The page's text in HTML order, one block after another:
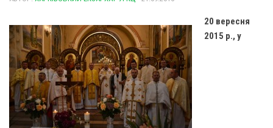
Покрови Пресвятої Богородиці (с. Вільча)
Преображенська парафія (м. Лозова)
Парафія Благовіщення Пресвятої Богородиці (смт
Золочів)
Парафія Різдва Пресвятої Богородиці м. Берестин
(Красноград)
Надруковані числа
Молитви
Галерея
Рух pro-life
20 вересня
2015 р., у